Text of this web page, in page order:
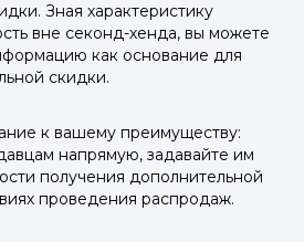
Зная характеристику
вне секонд-хенда, вы можете
как основание для
скидки.
к вашему преимуществу:
напрямую, задавайте им
получения дополнительной
проведения распродаж.